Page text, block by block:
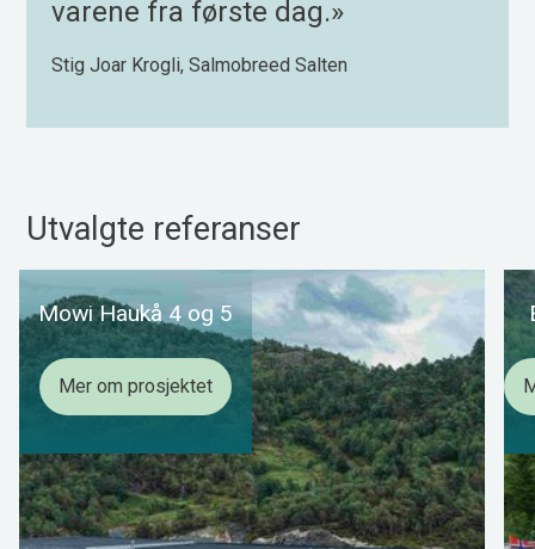
varene fra første dag.»
Stig Joar Krogli, Salmobreed Salten
Utvalgte referanser
Mowi Haukå 4 og 5
Mer om prosjektet